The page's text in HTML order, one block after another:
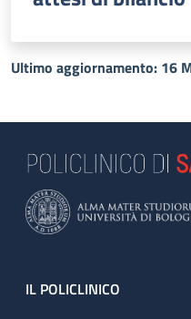
Ultimo aggiornamento: 16
Footer
IL POLICLINICO